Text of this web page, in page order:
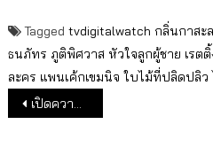
Tagged tvdigitalwatch กลิ่นกาสะ
ธนภัทร ภูติพิศวาส หัวใจลูกผู้ชาย เรต
ละคร แพนเค้กเขมนิจ ใบไม้ที่ปลิดปลิว
แนะแนวเรื่อง
เปิดความนิยมผู้ชมทีวีดิจิทัลแพลตฟอร์มทีวี และออนไลน์ 5เดือนแรกของปี 2562